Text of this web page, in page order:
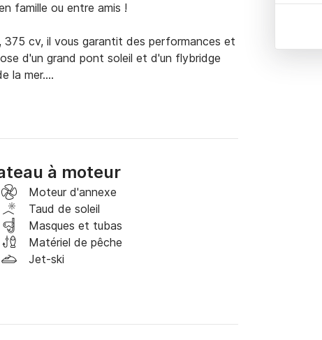
famille ou entre amis !
375 cv, il vous garantit des performances et
d'un grand pont soleil et d'un flybridge
la mer.
avec salle de bain, de 2 cabines
passer des moments conviviaux. La
de bain avec échelle 4 marches,
!
à moteur
Moteur d'annexe
Taud de soleil
Masques et tubas
Matériel de pêche
Jet-ski